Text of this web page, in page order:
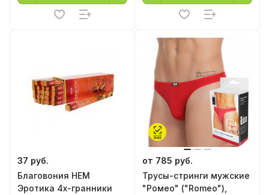
37 руб.
Благовония HEM
Эротика 4х-гранники
от 785 руб.
Трусы-стринги мужские
"Ромео" ("Romeo"),